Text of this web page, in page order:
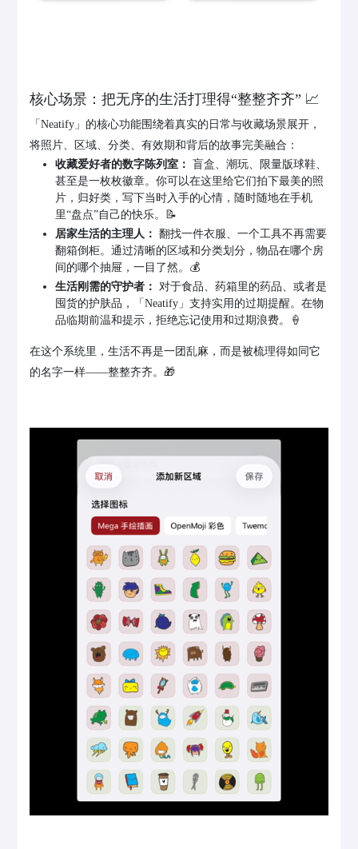
核心场景：把无序的生活打理得“整整齐齐” 📈
「Neatify」的核心功能围绕着真实的日常与收藏场景展开，
将照片、区域、分类、有效期和背后的故事完美融合：
收藏爱好者的数字陈列室： 盲盒、潮玩、限量版球鞋、
甚至是一枚枚徽章。你可以在这里给它们拍下最美的照
片，归好类，写下当时入手的心情，随时随地在手机
里“盘点”自己的快乐。📝
居家生活的主理人： 翻找一件衣服、一个工具不再需要
翻箱倒柜。通过清晰的区域和分类划分，物品在哪个房
间的哪个抽屉，一目了然。💰
生活刚需的守护者：
对于食品、药箱里的药品、或者是
囤货的护肤品，「Neatify」支持实用的过期提醒。在物
品临期前温和提示，拒绝忘记使用和过期浪费。🍦
在这个系统里，生活不再是一团乱麻，而是被梳理得如同它
的名字一样——整整齐齐。🎁